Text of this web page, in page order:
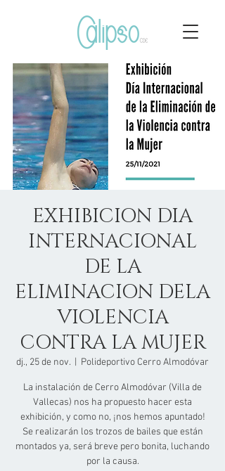
EXHIBICION DIA
INTERNACIONAL
DE LA
ELIMINACION DELA
VIOLENCIA
CONTRA LA MUJER
dj., 25 de nov. Polideportivo Cerro Almodóvar
La instalación de Cerro Almodóvar (Villa de
Vallecas) nos ha propuesto hacer esta
exhibición, y como no, ¡nos hemos apuntado!
Se realizarán los trozos de bailes que están
montados ya, será breve pero bonita, luchando
por la causa.